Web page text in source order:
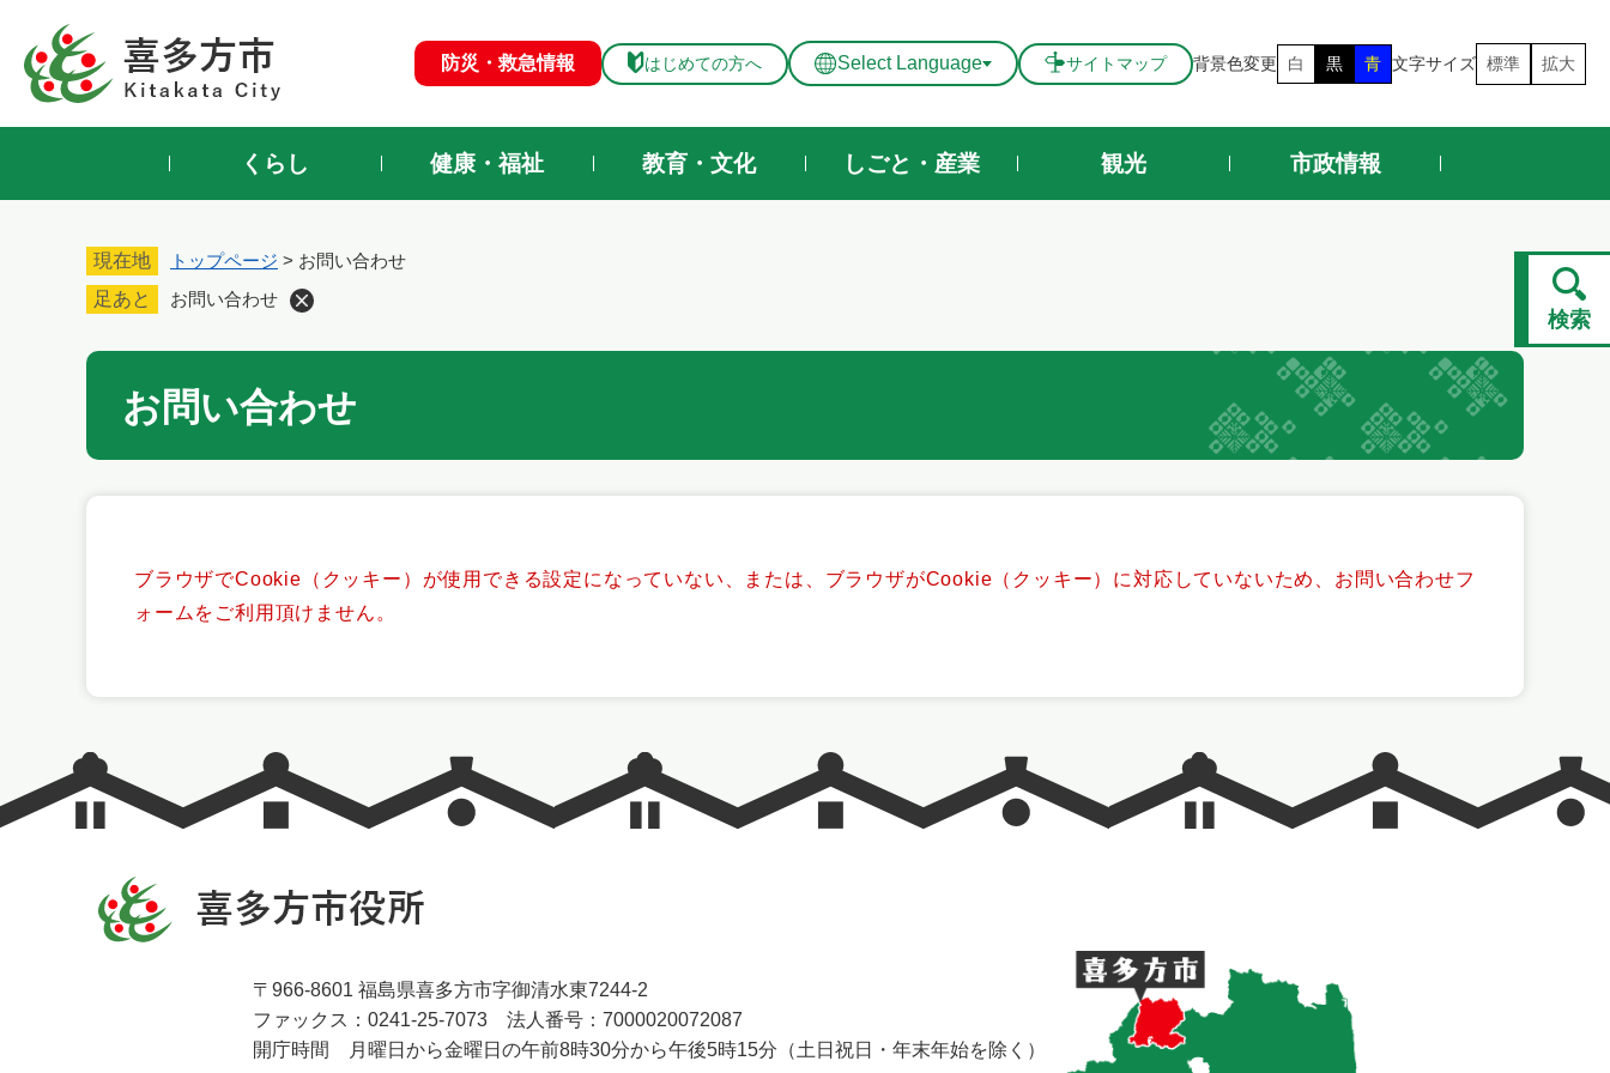
先
防災・救急情報 はじめての方へ Select Language サイトマップ 背景色変更 白 黒 青 文字サイズ 標準 拡大
くらし 健康・福祉 教育・文化 しごと・産業 観光 市政情報
現在地 トップページ > お問い合わせ
足あと
お問い合わせ
本
お問い合わせ
ブラウザでCookie（クッキー）が使用できる設定になっていない、または、ブラウザがCookie（クッキー）に対応していないため、お問い合わせフ
ォームをご利用頂けません。
〒966-8601 福島県喜多方市字御清水東7244-2
ファックス：0241-25-7073 法人番号：7000020072087
開庁時間 月曜日から金曜日の午前8時30分から午後5時15分（土日祝日・年末年始を除く）
検索